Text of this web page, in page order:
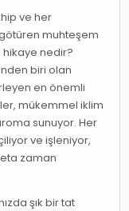
ve her
muhteşem
hikaye nedir?
biri olan
en önemli
mükemmel iklim
sunuyor. Her
ve işleniyor,
zaman
şık bir tat